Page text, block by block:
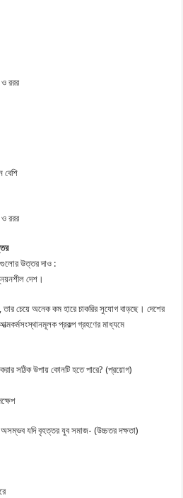
ররর
বেশি
ররর
উত্তর দাও :
দেশ।
তার চেয়ে অনেক কম হারে চাকরির সুযোগ বাড়ছে। দেশের
প্রকল্প গ্রহণের মাধ্যমে
সঠিক উপায় কোনটি হতে পারে? (প্রয়োগ)
অসম্ভব যদি বৃহত্তর যুব সমাজ- (উচ্চতর দক্ষতা)